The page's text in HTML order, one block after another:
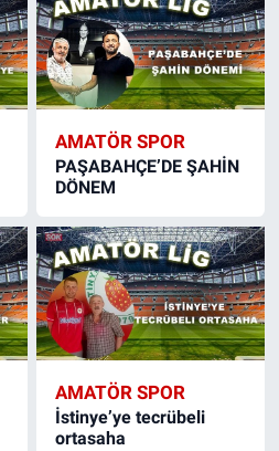
AMATÖR SPOR
PAŞABAHÇE’DE ŞAHİN
DÖNEM
AMATÖR SPOR
İstinye’ye tecrübeli
ortasaha